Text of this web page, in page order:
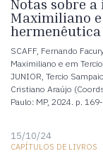
Notas sobre
Maximiliano e
SCAFF, Fernando
Maximiliano e em
JUNIOR, Tercio
Cristiano Araújo
Paulo: MP, 2024. p.
15/10/24
CAPÍTULOS DE LIVROS